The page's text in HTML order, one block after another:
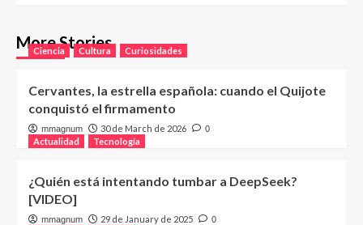
More Stories
Ciencia Cultura Curiosidades
Cervantes, la estrella española: cuando el Quijote
conquistó el firmamento
mmagnum 30 de March de 2026 0
Actualidad Tecnología
¿Quién está intentando tumbar a DeepSeek?
[VIDEO]
mmagnum 29 de January de 2025 0